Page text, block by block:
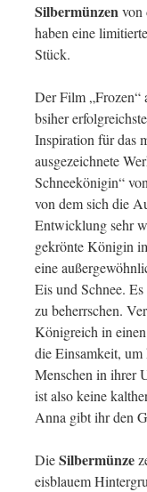
Silbermünzenvon
haben eine
Stück.
Der Film „Frozen“
bsiher
Inspiration für das
ausgezeichnete
Schneekönigin“ von
von dem sich die
Entwicklung sehr
gekrönte Königin
eine
Eis und Schnee.
zu beherrschen.
Königreich in
die Einsamkeit,
Menschen in ihrer
ist also keine
Anna gibt ihr den
DieSilbermünze
eisblauem